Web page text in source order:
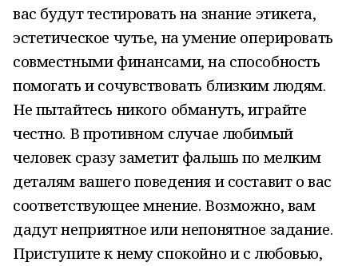
вас будут тестировать на знание этикета,
эстетическое чутье, на умение оперировать
совместными финансами, на способность
помогать и сочувствовать близким людям.
Не пытайтесь никого обмануть, играйте
честно. В противном случае любимый
человек сразу заметит фальшь по мелким
деталям вашего поведения и составит о вас
соответствующее мнение. Возможно, вам
дадут неприятное или непонятное задание.
Приступите к нему спокойно и с любовью,